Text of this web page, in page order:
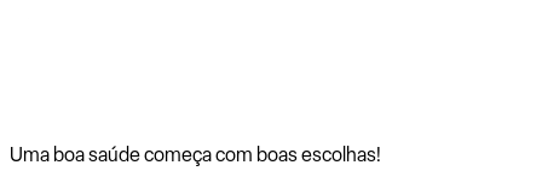
Uma boa saúde começa com boas escolhas!